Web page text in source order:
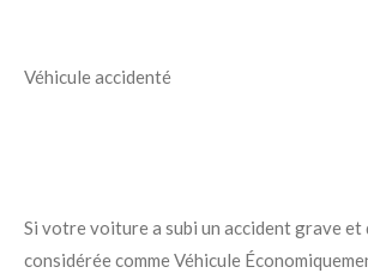
Véhicule accidenté
Si votre voiture a subi un accident grave et
considérée comme Véhicule